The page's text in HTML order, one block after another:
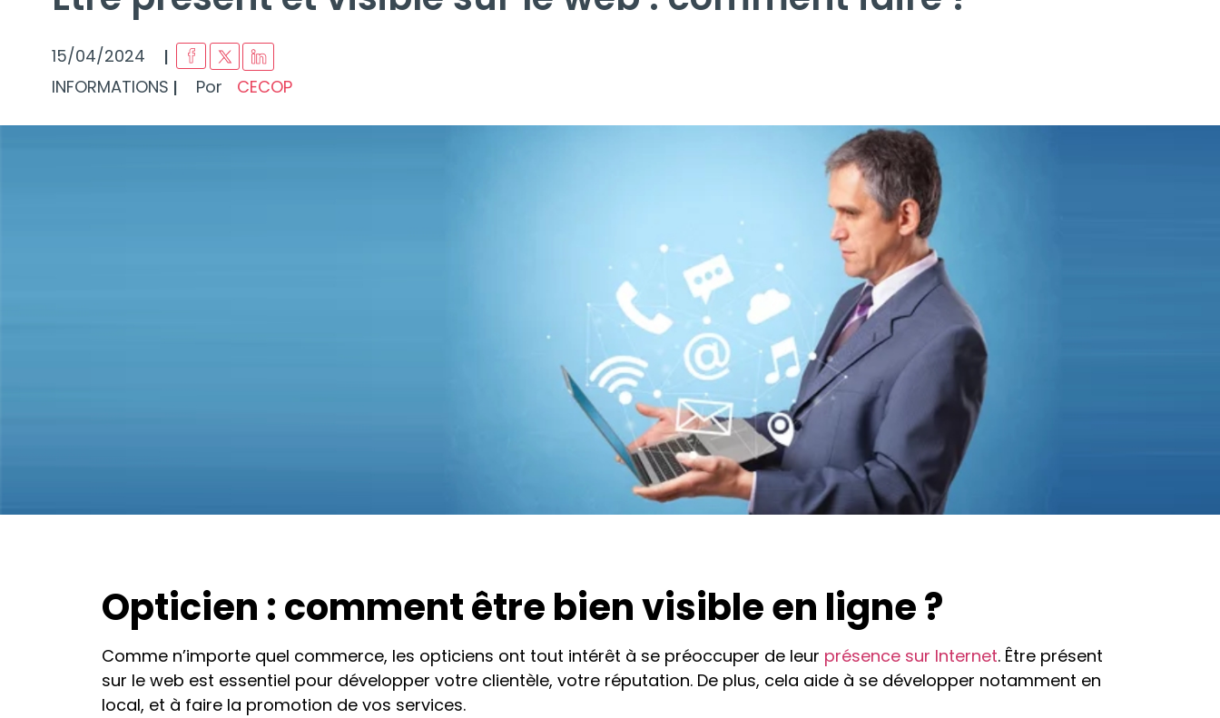
15/04/2024 I
INFORMATIONS I Por CECOP
Opticien : comment être bien visible en ligne ?
Comme n’importe quel commerce, les opticiens ont tout intérêt à se préoccuper de leur présence sur Internet. Être présent
sur le web est essentiel pour développer votre clientèle, votre réputation. De plus, cela aide à se développer notamment en
local, et à faire la promotion de vos services.